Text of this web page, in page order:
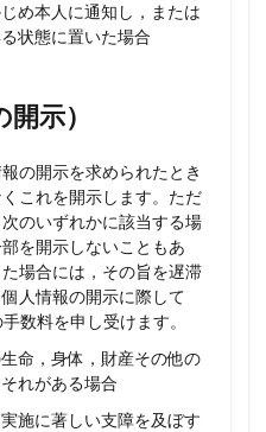
め本人に通知し，または
状態に置いた場合
示）
の開示を求められたとき
これを開示します。ただ
のいずれかに該当する場
を開示しないこともあ
場合には，その旨を遅滞
人情報の開示に際して
数料を申し受けます。
命，身体，財産その他の
れがある場合
施に著しい支障を及ぼす